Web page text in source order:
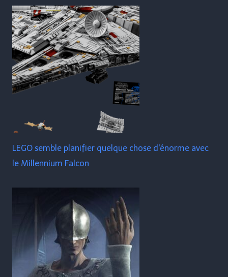
LEGO semble planifier quelque chose d'énorme avec
le Millennium Falcon